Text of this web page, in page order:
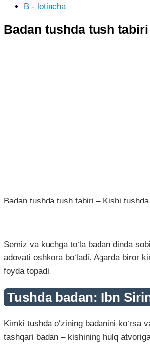
B - lotincha
Badan tushda tush tabiri
Badan tushda tush tabiri – Kishi
Semiz va kuchga toʻla badan dinda
adovati oshkora boʻladi. Agarda biror
foyda topadi.
Tushda badan: Ibn
Kimki tushda oʻzining badanini koʻrsa
tashqari badan – kishining hulq